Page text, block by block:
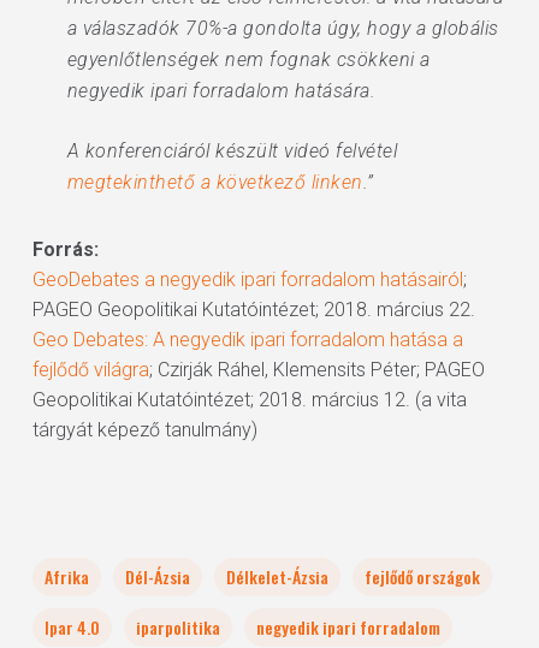
a válaszadók 70%-a gondolta úgy, hogy a globális
egyenlőtlenségek nem fognak csökkeni a
negyedik ipari forradalom hatására.
A konferenciáról készült videó felvétel
megtekinthető a következő linken.”
Forrás:
GeoDebates a negyedik ipari forradalom hatásairól;
PAGEO Geopolitikai Kutatóintézet; 2018. március 22.
Geo Debates: A negyedik ipari forradalom hatása a
fejlődő világra; Czirják Ráhel, Klemensits Péter; PAGEO
Geopolitikai Kutatóintézet; 2018. március 12. (a vita
tárgyát képező tanulmány)
Afrika Dél-Ázsia Délkelet-Ázsia
fejlődő országok
Ipar 4.0
iparpolitika
negyedik ipari forradalom